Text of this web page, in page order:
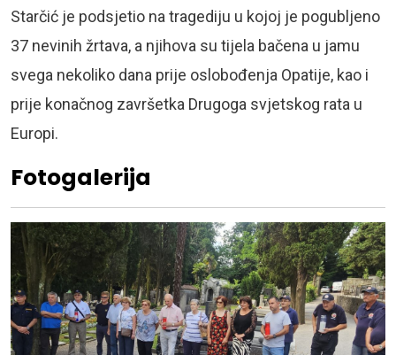
Starčić je podsjetio na tragediju u kojoj je pogubljeno
37 nevinih žrtava, a njihova su tijela bačena u jamu
svega nekoliko dana prije oslobođenja Opatije, kao i
prije konačnog završetka Drugoga svjetskog rata u
Europi.
Fotogalerija